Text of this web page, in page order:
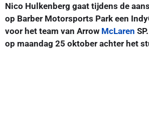
Nico Hulkenberg gaat tijdens de
op Barber Motorsports Park een
voor het team van Arrow McLaren
op maandag 25 oktober achter het